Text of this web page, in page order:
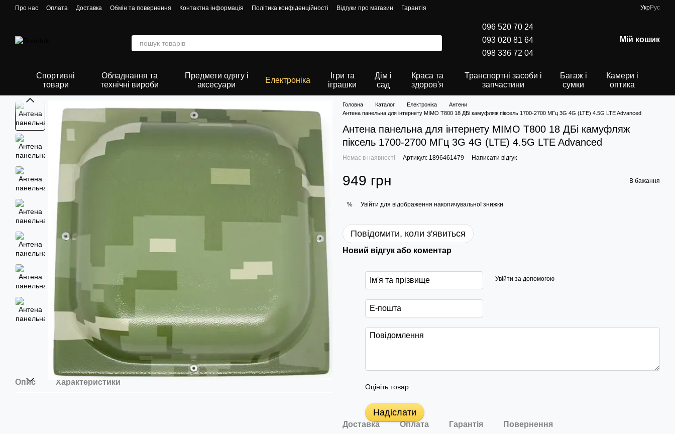
Перейти до основного контенту
Про нас Оплата Доставка Обмін та повернення Контактна інформація Політика конфіденційності Відгуки про магазин Гарантія УкрРус
096 520 70 24
093 020 81 64
098 336 72 04
Мій кошик
Спортивні
товари
Обладнання та
технічні вироби
Предмети одягу і
аксесуари
Електроніка
Ігри та
іграшки
Дім і
сад
Краса та
здоров'я
Транспортні засоби і
запчастини
Багаж і
сумки
Камери і
оптика
Опис Характеристики
Головна Каталог Електроніка
Антени
Антена панельна для інтернету MIMO Т800 18 ДБi камуфляж піксель 1700-2700 МГц 3G 4G (LTE) 4.5G LTE Advanced
Антена панельна для інтернету MIMO Т800 18 ДБi камуфляж
піксель 1700-2700 МГц 3G 4G (LTE) 4.5G LTE Advanced
Немає в наявності Артикул: 1896461479 Написати відгук
949 грн В бажання
% Увійти для відображення накопичувальної знижки
Повідомити, коли з'явиться
Новий відгук або коментар
Увійти за допомогою
Оцініть товар
Надіслати
Доставка Оплата Гарантія Повернення